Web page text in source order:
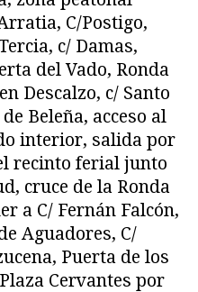
C/Postigo,
c/ Damas,
del Vado, Ronda
Descalzo, c/ Santo
Beleña, acceso al
interior, salida por
recinto ferial junto
cruce de la Ronda
a C/ Fernán Falcón,
Aguadores, C/
Puerta de los
Cervantes por